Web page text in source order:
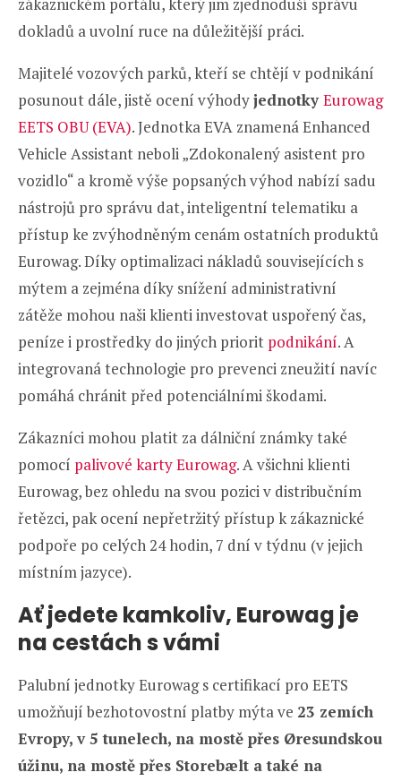
zákaznickém portálu, který jim zjednoduší správu
dokladů a uvolní ruce na důležitější práci.
Majitelé vozových parků, kteří se chtějí v podnikání
posunout dále, jistě ocení výhodyjednotkyEurowag
EETS OBU (EVA). Jednotka EVA znamená Enhanced
Vehicle Assistant neboli „Zdokonalený asistent pro
vozidlo“ a kromě výše popsaných výhod nabízí sadu
nástrojů pro správu dat, inteligentní telematiku a
přístup ke zvýhodněným cenám ostatních produktů
Eurowag. Díky optimalizaci nákladů souvisejících s
mýtem a zejména díky snížení administrativní
zátěže mohou naši klienti investovat uspořený čas,
peníze i prostředky do jiných priorit podnikání. A
integrovaná technologie pro prevenci zneužití navíc
pomáhá chránit před potenciálními škodami.
Zákazníci mohou platit za dálniční známky také
pomocí palivové karty Eurowag. A všichni klienti
Eurowag, bez ohledu na svou pozici v distribučním
řetězci, pak ocení nepřetržitý přístup k zákaznické
podpoře po celých 24 hodin, 7 dní v týdnu (v jejich
místním jazyce).
Ať jedete kamkoliv, Eurowag je
na cestách s vámi
Palubní jednotky Eurowag s certifikací pro EETS
umožňují bezhotovostní platby mýta ve 23 zemích
Evropy, v 5 tunelech, na mostě přes Øresundskou
úžinu, na mostě přes Storebælt a také na